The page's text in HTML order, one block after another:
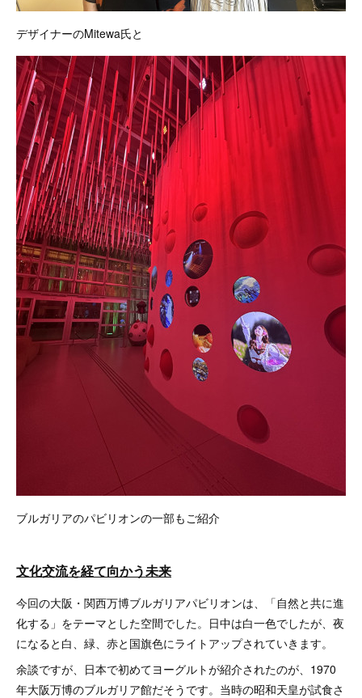
デザイナーのMitewa氏と
ブルガリアのパビリオンの一部もご紹介
文化交流を経て向かう未来
今回の大阪・関西万博ブルガリアパビリオンは、「自然と共に進
化する」をテーマとした空間でした。日中は白一色でしたが、夜
になると白、緑、赤と国旗色にライトアップされていきます。
余談ですが、日本で初めてヨーグルトが紹介されたのが、1970
年大阪万博のブルガリア館だそうです。当時の昭和天皇が試食さ